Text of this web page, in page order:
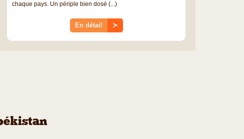
chaque pays. Un périple bien dosé (...)
En détail ≻